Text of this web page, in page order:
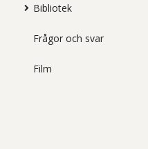
Bibliotek
Frågor och svar
Film